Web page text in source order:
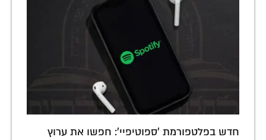
חדש בפלטפורמת 'ספוטיפיי': חפשו את ערוץ